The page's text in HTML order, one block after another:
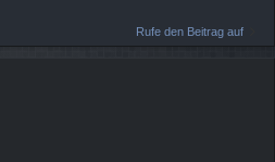
Rufe den Beitrag auf